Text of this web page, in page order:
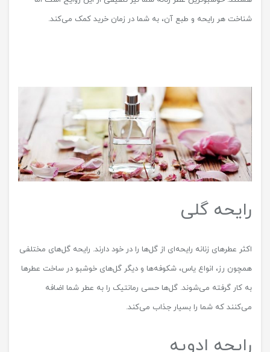
شناخت هر رایحه و طبع آن، به شما در زمان خرید کمک می‌کند.
رایحه گلی
اکثر عطرهای زنانه رایحه‌ای از گل‌ها را در خود دارند. رایحه گل‌های مختلفی
همچون رز، انواع یاس، شکوفه‌ها و دیگر گل‌های خوشبو در ساخت عطرها
به کار گرفته می‌شوند. گل‌ها حسی رمانتیک را به عطر شما اضافه
می‌کنند که شما را بسیار جذاب می‌کند.
رایحه ادویه